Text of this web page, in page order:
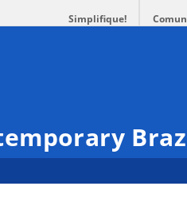
Simplifique!